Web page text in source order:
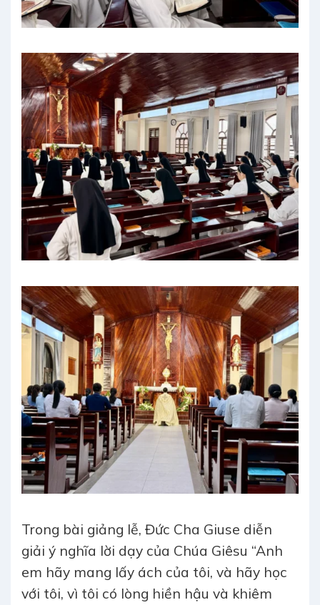
Trong bài giảng lễ, Đức Cha Giuse diễn
giải ý nghĩa lời dạy của Chúa Giêsu “Anh
em hãy mang lấy ách của tôi, và hãy học
với tôi, vì tôi có lòng hiền hậu và khiêm